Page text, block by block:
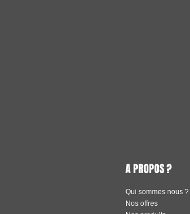
A PROPOS ?
Qui sommes nous ?
Nos offres